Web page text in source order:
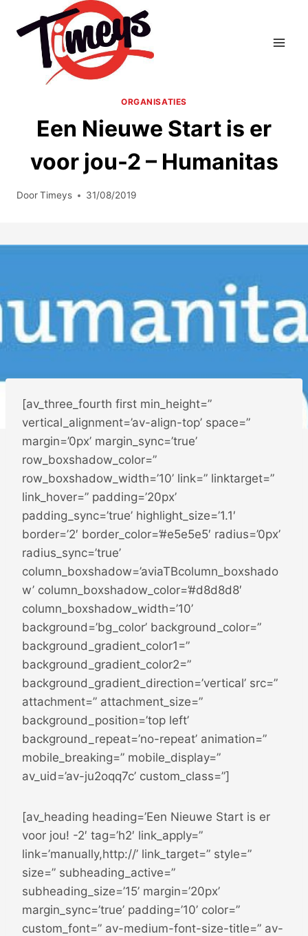
naar
ORGANISATIES
Een Nieuwe Start is er
voor jou-2 – Humanitas
DoorTimeys 31/08/2019
[av_three_fourth first min_height=”
vertical_alignment=’av-align-top’ space=”
margin=’0px’ margin_sync=’true’
row_boxshadow_color=”
row_boxshadow_width=’10’ link=” linktarget=”
link_hover=” padding=’20px’
padding_sync=’true’ highlight_size=’1.1′
border=’2′ border_color=’#e5e5e5′ radius=’0px’
radius_sync=’true’
column_boxshadow=’aviaTBcolumn_boxshado
w’ column_boxshadow_color=’#d8d8d8′
column_boxshadow_width=’10’
background=’bg_color’ background_color=”
background_gradient_color1=”
background_gradient_color2=”
background_gradient_direction=’vertical’ src=”
attachment=” attachment_size=”
background_position=’top left’
background_repeat=’no-repeat’ animation=”
mobile_breaking=” mobile_display=”
av_uid=’av-ju2oqq7c’ custom_class=”]
[av_heading heading=’Een Nieuwe Start is er
voor jou! -2′ tag=’h2′ link_apply=”
link=’manually,http://’ link_target=” style=”
size=” subheading_active=”
subheading_size=’15’ margin=’20px’
margin_sync=’true’ padding=’10’ color=”
custom_font=” av-medium-font-size-title=” av-